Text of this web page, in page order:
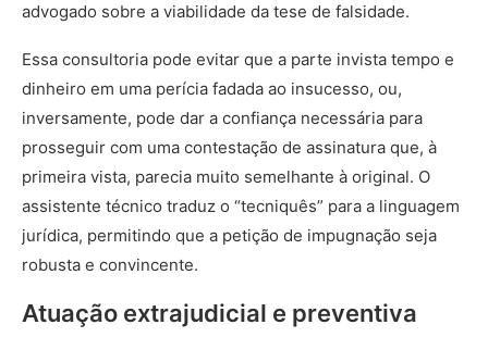
advogado sobre a viabilidade da tese de falsidade.
Essa consultoria pode evitar que a parte invista tempo e
dinheiro em uma perícia fadada ao insucesso, ou,
inversamente, pode dar a confiança necessária para
prosseguir com uma contestação de assinatura que, à
primeira vista, parecia muito semelhante à original. O
assistente técnico traduz o “tecniquês” para a linguagem
jurídica, permitindo que a petição de impugnação seja
robusta e convincente.
Atuação extrajudicial e preventiva